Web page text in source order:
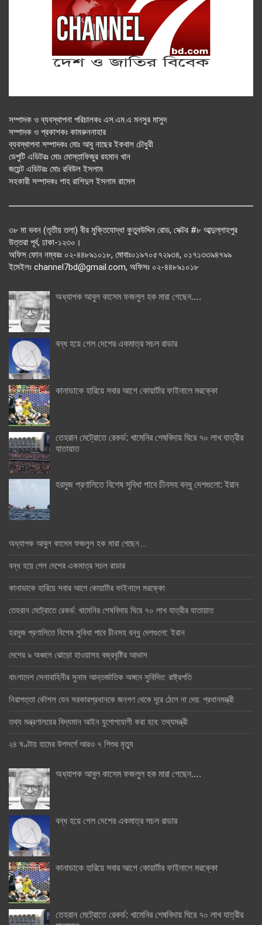
সম্পাদক ও ব্যবস্থাপনা পরিচালকঃ এস.এম.এ মনসুর মাসুদ
সম্পাদক ও প্রকাশকঃ কামরুননাহার
ব্যবস্থাপনা সম্পাদকঃ মোঃ আবু নাছের ইকবাল চৌধুরী
ডেপুটি এডিটরঃ মোঃ মোস্তাফিজুর রহমান খান
জয়েন্ট এডিটরঃ মোঃ রবিউল ইসলাম
সহকারী সম্পাদকঃ শাহ রাশিদুল ইসলাম রাসেল
৩৮ মা ভবন (তৃতীয় তলা) বীর মুক্তিযোদ্ধা কুতুবউদ্দিন রোড, সেক্টর #৮ আব্দুল্লাহপুর
উত্তরা পূর্ব, ঢাকা-১২৩০।
অফিস ফোন নম্বরঃ ০২-৪৪৮৯১০১৮, মোবাঃ০১৯৭০৫৭২৯৩৪, ০১৭১৩৩৯৪৭৯৯
ইমেইলঃ channel7bd@gmail.com, অফিসঃ ০২-৪৪৮৯১০১৮
অধ্যাপক আবুল কাসেম ফজলুল হক মারা গেছেন….
বন্ধ হয়ে গেল দেশের একমাত্র সচল রাডার
কানাডাকে হারিয়ে সবার আগে কোয়ার্টার ফাইনালে মরক্কো
তেহরান মেট্রোতে রেকর্ড: খামেনির শেষবিদায় ঘিরে ৭০ লাখ যাত্রীর
যাতায়াত
হরমুজ প্রণালিতে বিশেষ সুবিধা পাবে চীনসহ বন্ধু দেশগুলো: ইরান
অধ্যাপক আবুল কাসেম ফজলুল হক মারা গেছেন….
বন্ধ হয়ে গেল দেশের একমাত্র সচল রাডার
কানাডাকে হারিয়ে সবার আগে কোয়ার্টার ফাইনালে মরক্কো
তেহরান মেট্রোতে রেকর্ড: খামেনির শেষবিদায় ঘিরে ৭০ লাখ যাত্রীর যাতায়াত
হরমুজ প্রণালিতে বিশেষ সুবিধা পাবে চীনসহ বন্ধু দেশগুলো: ইরান
দেশের ৯ অঞ্চলে ঝোড়ো হাওয়াসহ বজ্রবৃষ্টির আভাস
বাংলাদেশ সেনাবাহিনীর সুনাম আন্তর্জাতিক অঙ্গনে সুবিদিত: রাষ্ট্রপতি
নিরাপত্তা কৌশল যেন সরকারপ্রধানকে জনগণ থেকে দূরে ঠেলে না দেয়: প্রধানমন্ত্রী
তথ্য মন্ত্রণালয়ের বিদ্যমান আইন যুগোপযোগী করা হবে: তথ্যমন্ত্রী
২৪ ঘণ্টায় হামের উপসর্গে আরও ৭ শিশুর মৃত্যু
অধ্যাপক আবুল কাসেম ফজলুল হক মারা গেছেন….
বন্ধ হয়ে গেল দেশের একমাত্র সচল রাডার
কানাডাকে হারিয়ে সবার আগে কোয়ার্টার ফাইনালে মরক্কো
তেহরান মেট্রোতে রেকর্ড: খামেনির শেষবিদায় ঘিরে ৭০ লাখ যাত্রীর